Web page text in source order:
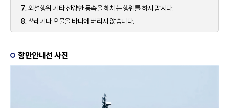
7. 외설행위 기타 선량한 풍속을 해치는 행위를 하지 맙시다.
8. 쓰레기나 오물을 바다에 버리지 않습니다.
항만안내선 사진